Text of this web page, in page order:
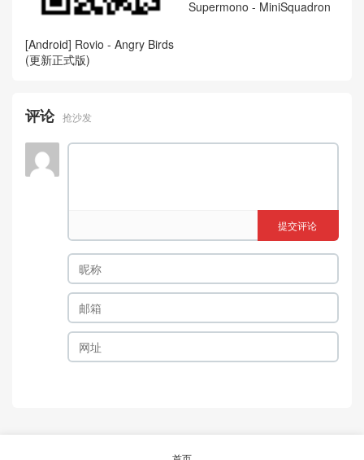
[Android] Rovio - Angry Birds
(更新正式版)
Supermono - MiniSquadron
评论 抢沙发
提交评论